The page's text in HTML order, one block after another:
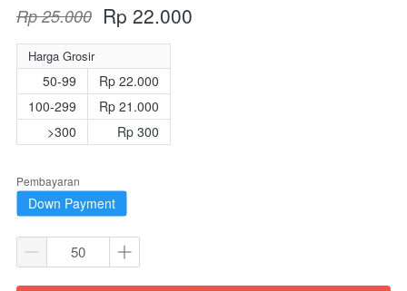
Rp 25.000 Rp 22.000
Harga Grosir
50-99
100-299
>300
Rp 22.000
Rp 21.000
Rp 300
Pembayaran
Down Payment